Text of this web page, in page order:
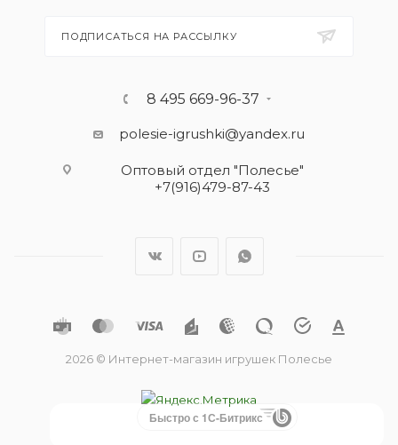
ПОДПИСАТЬСЯ НА РАССЫЛКУ
8 495 669-96-37
polesie-igrushki@yandex.ru
Оптовый отдел "Полесье"
+7(916)479-87-43
2026 © Интернет-магазин игрушек Полесье
Быстро с 1С-Битрикс